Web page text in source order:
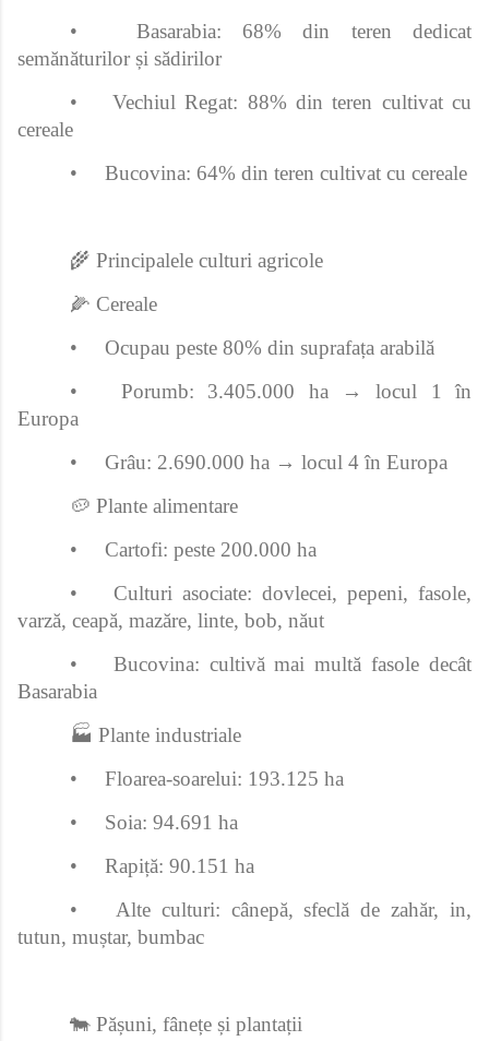
•
Basarabia: 68% din teren dedicat
semănăturilor și sădirilor
•
Vechiul Regat: 88% din teren cultivat cu
cereale
•
Bucovina: 64% din teren cultivat cu cereale
🌾 Principalele culturi agricole
🌽 Cereale
•
Ocupau peste 80% din suprafața arabilă
•
Porumb: 3.405.000 ha → locul 1 în
Europa
•
Grâu: 2.690.000 ha → locul 4 în Europa
🥔 Plante alimentare
•
Cartofi: peste 200.000 ha
•
Culturi asociate: dovlecei, pepeni, fasole,
varză, ceapă, mazăre, linte, bob, năut
•
Bucovina: cultivă mai multă fasole decât
Basarabia
🏭 Plante industriale
•
Floarea-soarelui: 193.125 ha
•
Soia: 94.691 ha
•
Rapiță: 90.151 ha
•
Alte culturi: cânepă, sfeclă de zahăr, in,
tutun, muștar, bumbac
🐄 Pășuni, fânețe și plantații